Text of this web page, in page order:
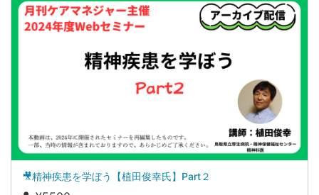
🎥精神疾患を学ぼう【植田俊幸氏】Part２